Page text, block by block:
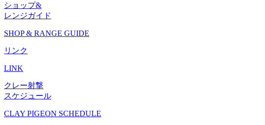
ショップ&
レンジガイド
SHOP & RANGE GUIDE
リンク
LINK
クレー射撃
スケジュール
CLAY PIGEON SCHEDULE